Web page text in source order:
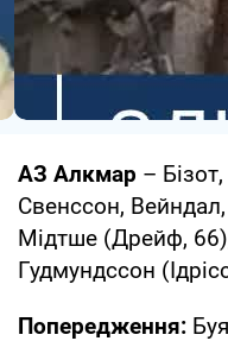
АЗ Алкмар –
Свенссон,
Мідтше (Дрейф, 66),
Гудмундссон
Попередження: